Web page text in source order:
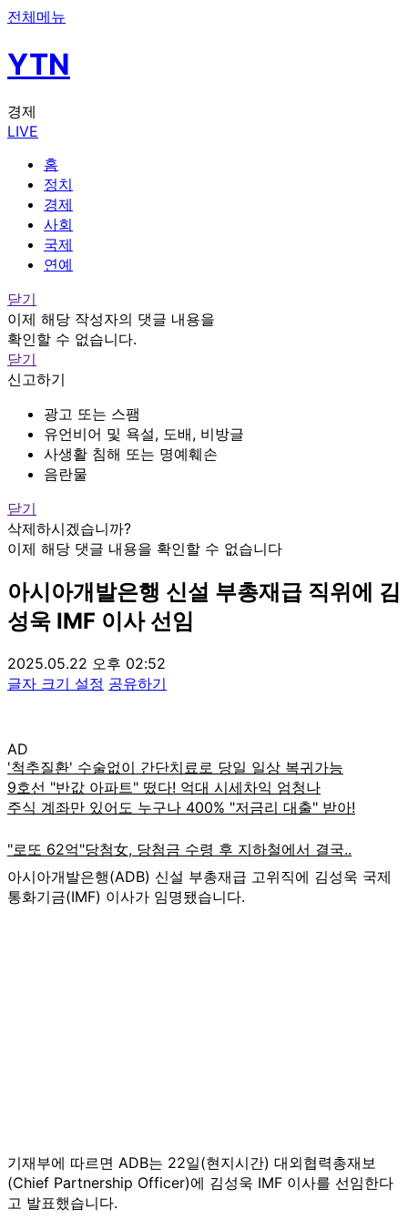
전체메뉴
YTN
경제
LIVE
홈
정치
경제
사회
국제
연예
닫기
이제 해당 작성자의 댓글 내용을
확인할 수 없습니다.
닫기
신고하기
광고 또는 스팸
유언비어 및 욕설, 도배, 비방글
사생활 침해 또는 명예훼손
음란물
닫기
삭제하시겠습니까?
이제 해당 댓글 내용을 확인할 수 없습니다
아시아개발은행 신설 부총재급 직위에 김
성욱 IMF 이사 선임
2025.05.22 오후 02:52
글자 크기 설정 공유하기
AD
아시아개발은행(ADB) 신설 부총재급 고위직에 김성욱 국제
통화기금(IMF) 이사가 임명됐습니다.
기재부에 따르면 ADB는 22일(현지시간) 대외협력총재보
(Chief Partnership Officer)에 김성욱 IMF 이사를 선임한다
고 발표했습니다.